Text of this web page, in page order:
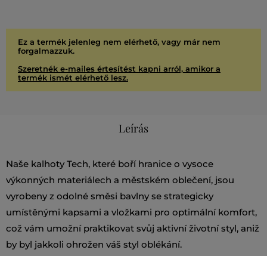
Ez a termék jelenleg nem elérhető, vagy már nem
forgalmazzuk.
Szeretnék e-mailes értesítést kapni arról, amikor a
termék ismét elérhető lesz.
Leírás
Naše kalhoty Tech, které boří hranice o vysoce
výkonných materiálech a městském oblečení, jsou
vyrobeny z odolné směsi bavlny se strategicky
umístěnými kapsami a vložkami pro optimální komfort,
což vám umožní praktikovat svůj aktivní životní styl, aniž
by byl jakkoli ohrožen váš styl oblékání.